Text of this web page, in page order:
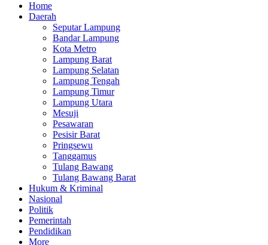
Home
Daerah
Seputar Lampung
Bandar Lampung
Kota Metro
Lampung Barat
Lampung Selatan
Lampung Tengah
Lampung Timur
Lampung Utara
Mesuji
Pesawaran
Pesisir Barat
Pringsewu
Tanggamus
Tulang Bawang
Tulang Bawang Barat
Hukum & Kriminal
Nasional
Politik
Pemerintah
Pendidikan
More